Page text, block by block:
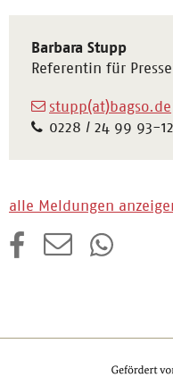
Barbara Stupp
Referentin für
stupp(at)bagso.de
0228 / 24 99 93-12
alle Meldungen